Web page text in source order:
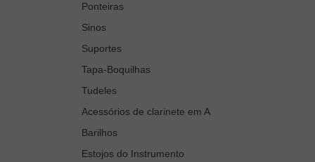
Ponteiras
Sinos
Suportes
Tapa-Boquilhas
Tudeles
Acessórios de clarinete em A
Barilhos
Estojos do Instrumento